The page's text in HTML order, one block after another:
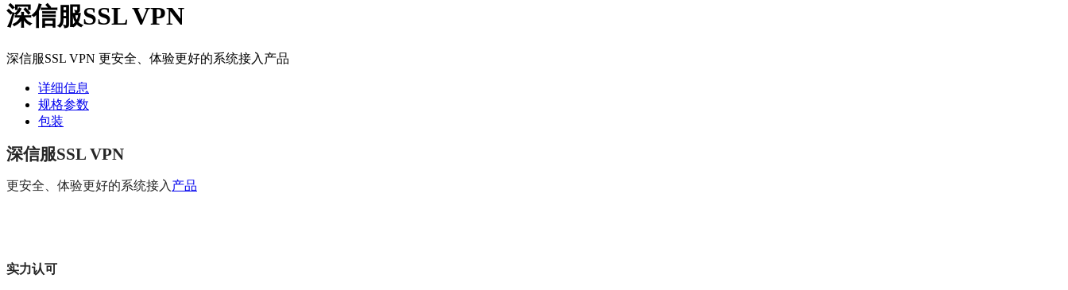
深信服SSL VPN
深信服SSL VPN 更安全、体验更好的系统接入产品
详细信息
规格参数
包装
深信服SSL VPN
更安全、体验更好的系统接入 产品
实力认可